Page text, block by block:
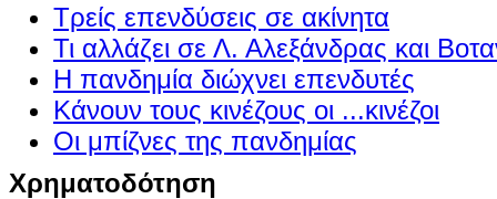
Τρείς επενδύσεις σε ακίνητα
Τι αλλάζει σε Λ. Αλεξάνδρας και
Η πανδημία διώχνει επενδυτές
Κάνουν τους κινέζους οι ...κινέζοι
Οι μπίζνες της πανδημίας
Χρηματοδότηση